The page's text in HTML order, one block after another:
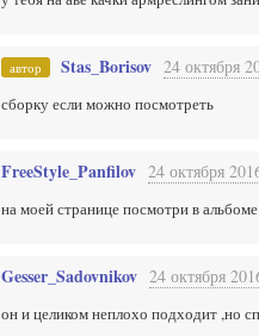
автор Stas_Borisov 24 октября
сборку если можно посмотреть
FreeStyle_Panfilov 24 октября
на моей странице посмотри в
Gesser_Sadovnikov 24 октября
он и целиком неплохо подходит ,но